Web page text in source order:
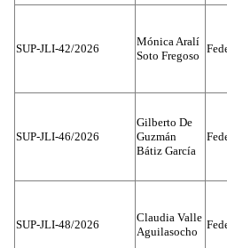
SUP-JLI-42/2026
Mónica Aralí
Soto Fregoso
SUP-JLI-46/2026
Gilberto De
Guzmán
Bátiz García
SUP-JLI-48/2026
Claudia Valle
Aguilasocho